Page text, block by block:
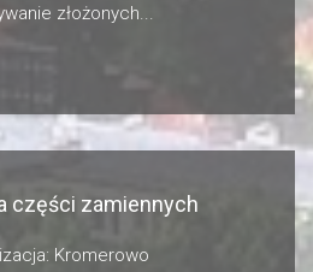
złożonych...
części zamiennych
Kromerowo